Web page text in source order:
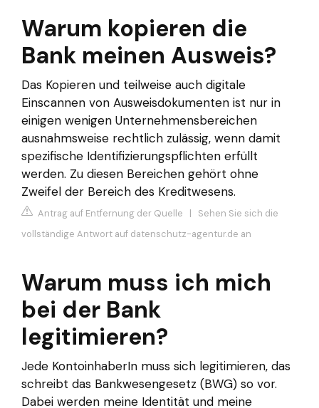
Warum kopieren die
Bank meinen Ausweis?
Das Kopieren und teilweise auch digitale
Einscannen von Ausweisdokumenten ist nur in
einigen wenigen Unternehmensbereichen
ausnahmsweise rechtlich zulässig, wenn damit
spezifische Identifizierungspflichten erfüllt
werden. Zu diesen Bereichen gehört ohne
Zweifel der Bereich des Kreditwesens.
Antrag auf Entfernung der Quelle | Sehen Sie sich die
vollständige Antwort auf datenschutz-agentur.de an
Warum muss ich mich
bei der Bank
legitimieren?
Jede KontoinhaberIn muss sich legitimieren, das
schreibt das Bankwesengesetz (BWG) so vor.
Dabei werden meine Identität und meine